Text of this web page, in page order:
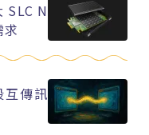
SLC N
傳訊